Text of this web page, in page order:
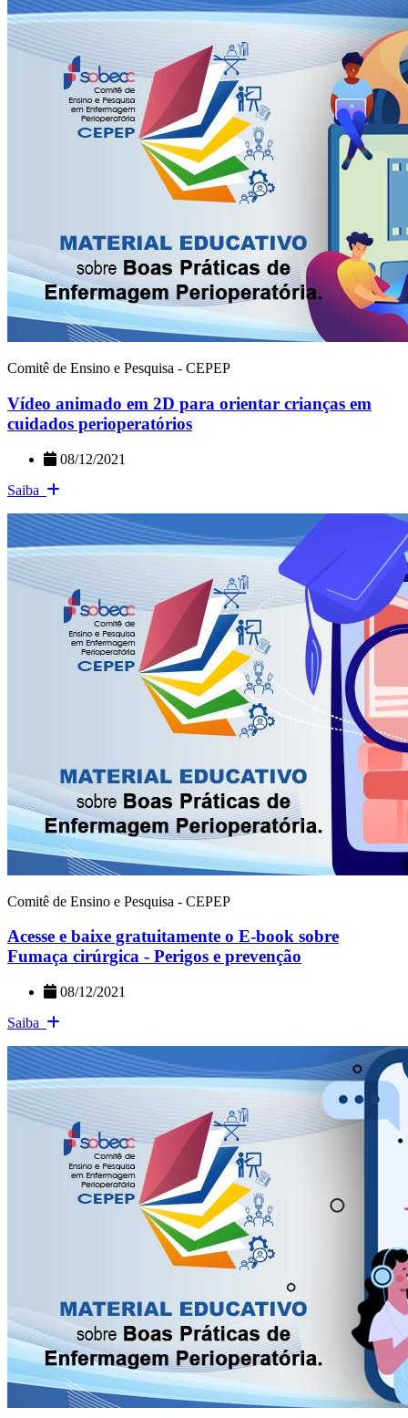
Comitê de Ensino e Pesquisa - CEPEP
Vídeo animado em 2D para orientar crianças em
cuidados perioperatórios
08/12/2021
Saiba
Comitê de Ensino e Pesquisa - CEPEP
Acesse e baixe gratuitamente o E-book sobre
Fumaça cirúrgica - Perigos e prevenção
08/12/2021
Saiba